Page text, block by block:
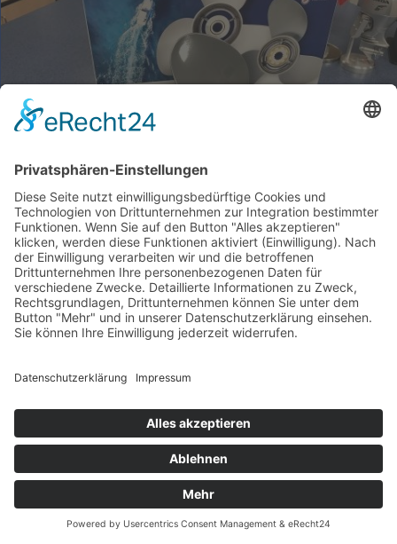
Honda BF 40/50/60 Propeller 3Blatt 11,6x11
Steigung 11 Zoll
219,00 €
inkl. Mwst. zzgl.
Versand